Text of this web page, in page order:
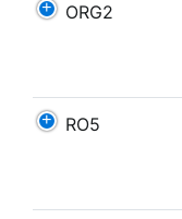
ORG2
RO5